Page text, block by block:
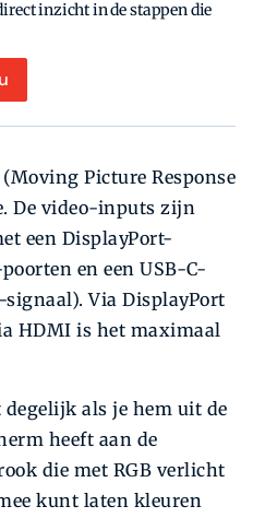
inzicht in de stappen die
Picture Response
De video-inputs zijn
een DisplayPort-
en een USB-C-
Via DisplayPort
HDMI is het maximaal
als je hem uit de
hee­ft aan de
die met RGB verlicht
kunt laten kleuren